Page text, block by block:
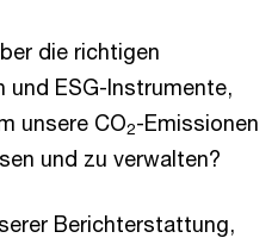
die richtigen
und ESG-Instrumente,
unsere CO2-Emissionen
und zu verwalten?
Berichterstattung,